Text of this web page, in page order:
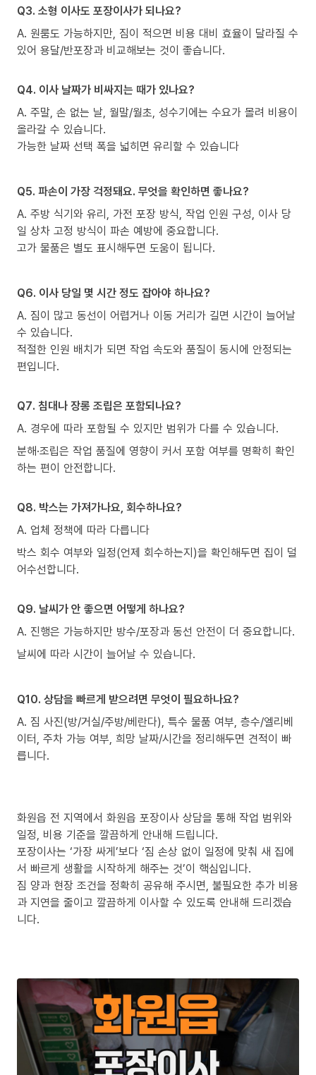
Q3. 소형 이사도 포장이사가 되나요?
A. 원룸도 가능하지만, 짐이 적으면 비용 대비 효율이 달라질 수
있어 용달/반포장과 비교해보는 것이 좋습니다.
Q4. 이사 날짜가 비싸지는 때가 있나요?
A. 주말, 손 없는 날, 월말/월초, 성수기에는 수요가 몰려 비용이
올라갈 수 있습니다.
가능한 날짜 선택 폭을 넓히면 유리할 수 있습니다
Q5. 파손이 가장 걱정돼요. 무엇을 확인하면 좋나요?
A. 주방 식기와 유리, 가전 포장 방식, 작업 인원 구성, 이사 당
일 상차 고정 방식이 파손 예방에 중요합니다.
고가 물품은 별도 표시해두면 도움이 됩니다.
Q6. 이사 당일 몇 시간 정도 잡아야 하나요?
A. 짐이 많고 동선이 어렵거나 이동 거리가 길면 시간이 늘어날
수 있습니다.
적절한 인원 배치가 되면 작업 속도와 품질이 동시에 안정되는
편입니다.
Q7. 침대나 장롱 조립은 포함되나요?
A. 경우에 따라 포함될 수 있지만 범위가 다를 수 있습니다.
분해·조립은 작업 품질에 영향이 커서 포함 여부를 명확히 확인
하는 편이 안전합니다.
Q8. 박스는 가져가나요, 회수하나요?
A. 업체 정책에 따라 다릅니다
박스 회수 여부와 일정(언제 회수하는지)을 확인해두면 집이 덜
어수선합니다.
Q9. 날씨가 안 좋으면 어떻게 하나요?
A. 진행은 가능하지만 방수/포장과 동선 안전이 더 중요합니다.
날씨에 따라 시간이 늘어날 수 있습니다.
Q10. 상담을 빠르게 받으려면 무엇이 필요하나요?
A. 짐 사진(방/거실/주방/베란다), 특수 물품 여부, 층수/엘리베
이터, 주차 가능 여부, 희망 날짜/시간을 정리해두면 견적이 빠
릅니다.
화원읍 전 지역에서 화원읍 포장이사 상담을 통해 작업 범위와
일정, 비용 기준을 깔끔하게 안내해 드립니다.
포장이사는 ‘가장 싸게’보다 ‘짐 손상 없이 일정에 맞춰 새 집에
서 빠르게 생활을 시작하게 해주는 것’이 핵심입니다.
짐 양과 현장 조건을 정확히 공유해 주시면, 불필요한 추가 비용
과 지연을 줄이고 깔끔하게 이사할 수 있도록 안내해 드리겠습
니다.